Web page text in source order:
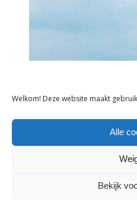
Welkom! Deze website maakt
Alle
Bekijk